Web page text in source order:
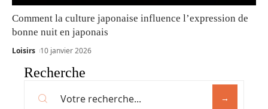
Comment la culture japonaise influence l’expression de
bonne nuit en japonais
Loisirs 10 janvier 2026
Recherche